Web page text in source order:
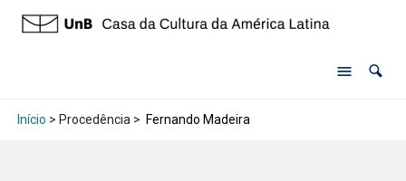
Início > Procedência > Fernando Madeira